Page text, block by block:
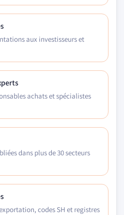
aux investisseurs et
achats et spécialistes
dans plus de 30 secteurs
codes SH et registres